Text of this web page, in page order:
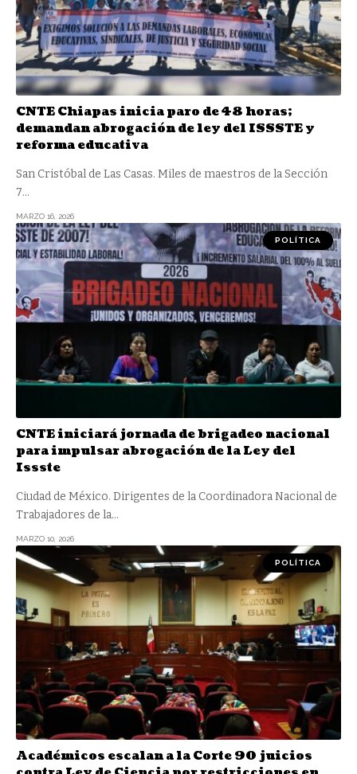
CNTE Chiapas inicia paro de 48 horas;
demandan abrogación de ley del ISSSTE y
reforma educativa
San Cristóbal de Las Casas. Miles de maestros de la Sección
7…
MARZO 16, 2026
POLÍTICA
CNTE iniciará jornada de brigadeo nacional
para impulsar abrogación de la Ley del
Issste
Ciudad de México. Dirigentes de la Coordinadora Nacional de
Trabajadores de la…
MARZO 10, 2026
POLÍTICA
Académicos escalan a la Corte 90 juicios